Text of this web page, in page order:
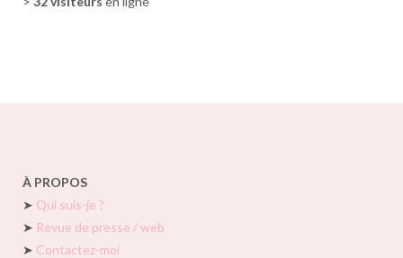
À PROPOS
➤ Qui suis-je ?
➤ Revue de presse / web
➤ Contactez-moi